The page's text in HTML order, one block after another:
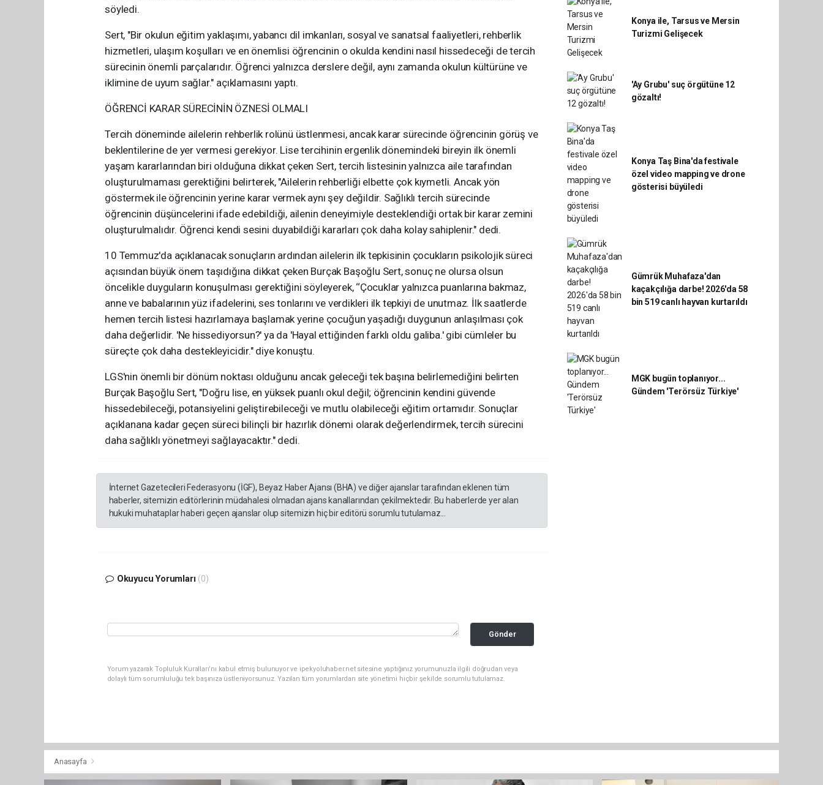
söyledi.
Sert, "Bir okulun eğitim yaklaşımı, yabancı dil imkanları, sosyal ve sanatsal faaliyetleri, rehberlik
hizmetleri, ulaşım koşulları ve en önemlisi öğrencinin o okulda kendini nasıl hissedeceği de tercih
sürecinin önemli parçalarıdır. Öğrenci yalnızca derslere değil, aynı zamanda okulun kültürüne ve
iklimine de uyum sağlar." açıklamasını yaptı.
ÖĞRENCİ KARAR SÜRECİNİN ÖZNESİ OLMALI
Tercih döneminde ailelerin rehberlik rolünü üstlenmesi, ancak karar sürecinde öğrencinin görüş ve
beklentilerine de yer vermesi gerekiyor. Lise tercihinin ergenlik dönemindeki bireyin ilk önemli
yaşam kararlarından biri olduğuna dikkat çeken Sert, tercih listesinin yalnızca aile tarafından
oluşturulmaması gerektiğini belirterek, "Ailelerin rehberliği elbette çok kıymetli. Ancak yön
göstermek ile öğrencinin yerine karar vermek aynı şey değildir. Sağlıklı tercih sürecinde
öğrencinin düşüncelerini ifade edebildiği, ailenin deneyimiyle desteklendiği ortak bir karar zemini
oluşturulmalıdır. Öğrenci kendi sesini duyabildiği kararları çok daha kolay sahiplenir." dedi.
10 Temmuz'da açıklanacak sonuçların ardından ailelerin ilk tepkisinin çocukların psikolojik süreci
açısından büyük önem taşıdığına dikkat çeken Burçak Başoğlu Sert, sonuç ne olursa olsun
öncelikle duyguların konuşulması gerektiğini söyleyerek, ‘‘Çocuklar yalnızca puanlarına bakmaz,
anne ve babalarının yüz ifadelerini, ses tonlarını ve verdikleri ilk tepkiyi de unutmaz. İlk saatlerde
hemen tercih listesi hazırlamaya başlamak yerine çocuğun yaşadığı duygunun anlaşılması çok
daha değerlidir. 'Ne hissediyorsun?' ya da 'Hayal ettiğinden farklı oldu galiba.' gibi cümleler bu
süreçte çok daha destekleyicidir." diye konuştu.
LGS'nin önemli bir dönüm noktası olduğunu ancak geleceği tek başına belirlemediğini belirten
Burçak Başoğlu Sert, "Doğru lise, en yüksek puanlı okul değil; öğrencinin kendini güvende
hissedebileceği, potansiyelini geliştirebileceği ve mutlu olabileceği eğitim ortamıdır. Sonuçlar
açıklanana kadar geçen süreci bilinçli bir hazırlık dönemi olarak değerlendirmek, tercih sürecini
daha sağlıklı yönetmeyi sağlayacaktır." dedi.
İnternet Gazetecileri Federasyonu (İGF), Beyaz Haber Ajansı (BHA) ve diğer ajanslar tarafından eklenen tüm
haberler, sitemizin editörlerinin müdahalesi olmadan ajans kanallarından çekilmektedir. Bu haberlerde yer alan
hukuki muhataplar haberi geçen ajanslar olup sitemizin hiç bir editörü sorumlu tutulamaz...
Okuyucu Yorumları (0)
Gönder
Yorum yazarak Topluluk Kuralları’nı kabul etmiş bulunuyor ve ipekyoluhaber.net sitesine yaptığınız yorumunuzla ilgili doğrudan veya
dolaylı tüm sorumluluğu tek başınıza üstleniyorsunuz. Yazılan tüm yorumlardan site yönetimi hiçbir şekilde sorumlu tutulamaz.
Konya ile, Tarsus ve Mersin
Turizmi Gelişecek
'Ay Grubu' suç örgütüne 12
gözaltı!
Konya Taş Bina'da festivale
özel video mapping ve drone
gösterisi büyüledi
Gümrük Muhafaza'dan
kaçakçılığa darbe! 2026'da 58
bin 519 canlı hayvan kurtarıldı
MGK bugün toplanıyor...
Gündem 'Terörsüz Türkiye'
Anasayfa